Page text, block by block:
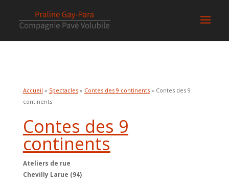
Accueil » Spectacles» Contes des 9 continents» Contes des 9
continents
Contes des 9
continents
Ateliers de rue
Chevilly Larue (94)